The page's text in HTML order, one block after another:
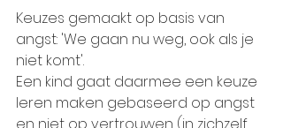
Keuzes gemaakt op basis van
angst: 'We gaan nu weg, ook als je
niet komt'.
Een kind gaat daarmee een keuze
leren maken gebaseerd op angst